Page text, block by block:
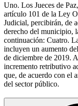
Uno. Los Jueces de
artículo 101 de la Ley
Judicial, percibirán, de
derecho del municipio,
continuación: Cuatro.
incluyen un aumento
de diciembre de 2019.
incremento retributivo
que, de acuerdo con el
del sector público.